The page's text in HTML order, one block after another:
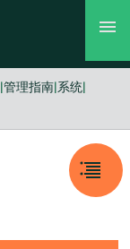
|管理指南|系统|